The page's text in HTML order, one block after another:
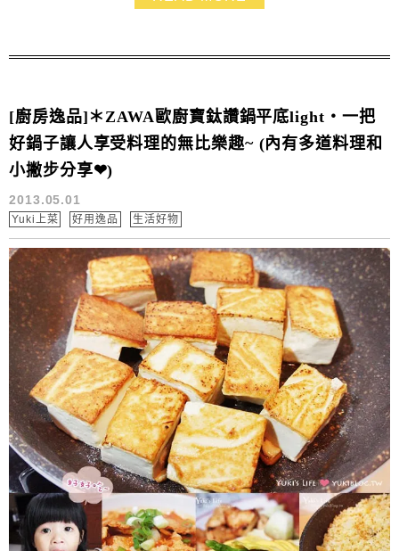
^+++++^ 然後又可以一次煮大量的食材 早餐時我很貪心
又超愛吃肉.....
[廚房逸品]＊ZAWA歐廚寶鈦讚鍋平底light‧一把
好鍋子讓人享受料理的無比樂趣~ (內有多道料理和
小撇步分享❤)
2013.05.01
Yuki上菜 好用逸品 生活好物